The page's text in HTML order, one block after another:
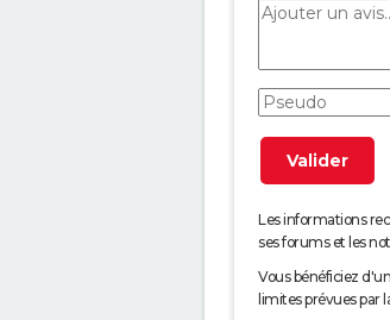
Les informations
ses forums et les
Vous bénéficiez
limites prévues par